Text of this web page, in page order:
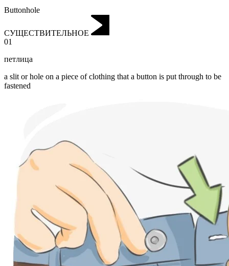
Buttonhole
СУЩЕСТВИТЕЛЬНОЕ
01
петлица
a slit or hole on a piece of clothing that a button is put through to be
fastened